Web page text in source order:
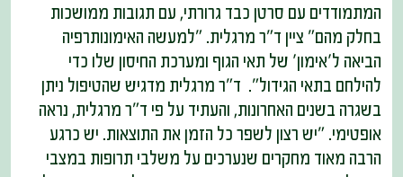
המתמודדים עם סרטן כבד גרורתי, עם תגובות ממושכות
בחלק מהם" ציין ד"ר מרגלית. "למעשה האימונותרפיה
הביאה ל'אימון' של תאי הגוף ומערכת החיסון שלו כדי
להילחם בתאי הגידול". ד"ר מרגלית מדגיש שהטיפול ניתן
בשגרה בשנים האחרונות, והעתיד על פי ד"ר מרגלית, נראה
אופטימי. "יש רצון לשפר כל הזמן את התוצאות. יש כרגע
הרבה מאוד מחקרים שנערכים על משלבי תרופות במצבי